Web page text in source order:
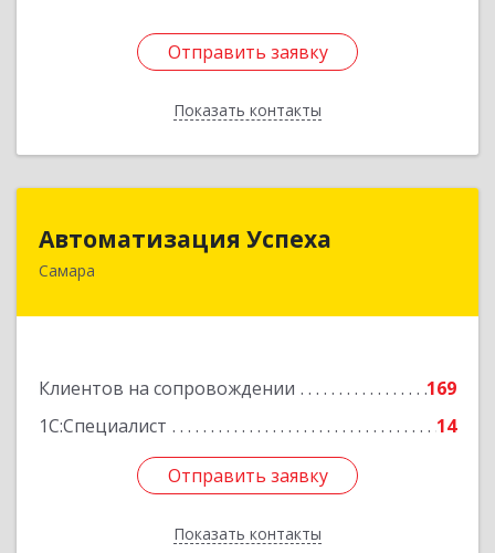
Отправить заявку
Показать контакты
Отправить заявку
Назад
Автоматизация Успеха
Самара
Клиентов на сопровождении
169
1С:Специалист
14
Отправить заявку
Показать контакты
Отправить заявку
Назад